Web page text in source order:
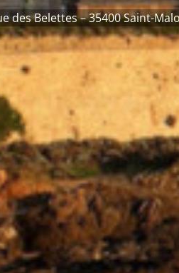
des Belettes – 35400 Saint-